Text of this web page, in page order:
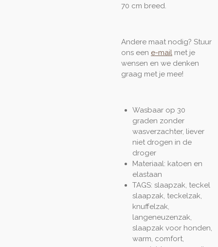
70 cm breed.
Andere maat nodig? Stuur
ons een e-mail met je
wensen en we denken
graag met je mee!
Wasbaar op 30
graden zonder
wasverzachter, liever
niet drogen in de
droger
Materiaal: katoen en
elastaan
TAGS: slaapzak, teckel
slaapzak, teckelzak,
knuffelzak,
langeneuzenzak,
slaapzak voor honden,
warm, comfort,